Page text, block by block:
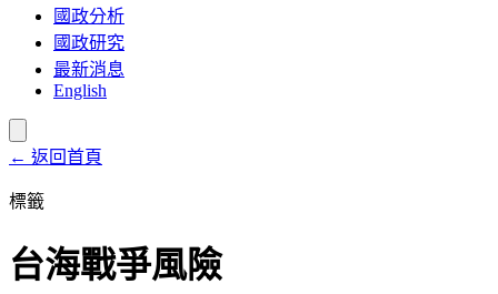
國政分析
國政研究
最新消息
English
← 返回首頁
標籤
台海戰爭風險